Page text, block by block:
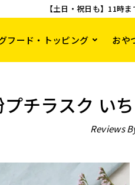
【土日・祝日も】11時
フード・トッピング おや
チラスク い
Reviews